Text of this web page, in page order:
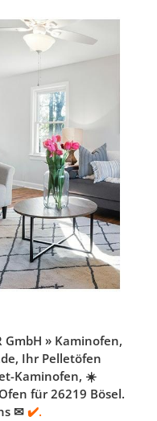
GmbH » Kaminofen,
Ihr Pelletöfen
Kaminofen, ☀️
für 26219 Bösel.
✉✔️.